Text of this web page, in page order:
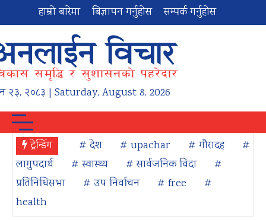
हाम्रो बारेमा बिज्ञापन गर्नुहोस सम्पर्क गर्नुहोस
२३, २०८३ | Saturday, August 8, 2026
ट्रेन्डिंग # देश # upachar # गौरादह
#
लागुपदार्थ
# स्वास्थ्य # सार्वजनिक विदा
#
प्रतिनिधिसभा
# उप निर्वाचन # free
#
health